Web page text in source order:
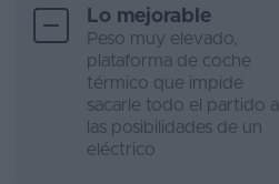
Lo mejorable
Peso muy elevado,
plataforma de coche
térmico que impide
sacarle todo el partido a
las posibilidades de un
eléctrico